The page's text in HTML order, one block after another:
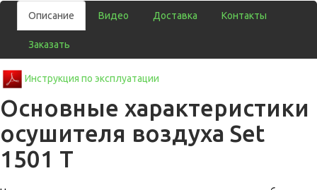
Описание Видео Доставка Контакты
Заказать
Инструкция по эксплуатации
Основные характеристики
осушителя воздуха Set
1501 T